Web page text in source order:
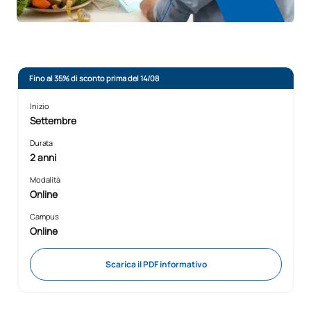
Fino al 35% di sconto prima del 14/08
Inizio
Settembre
Durata
2 anni
Modalità
Online
Campus
Online
Scarica il PDF informativo